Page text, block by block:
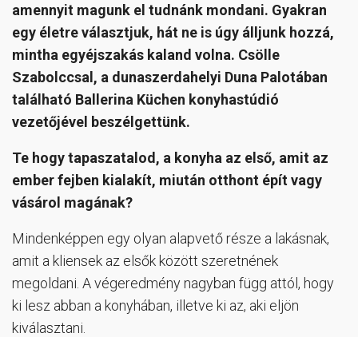
amennyit magunk el tudnánk mondani. Gyakran
egy életre választjuk, hát ne is úgy álljunk hozzá,
mintha egyéjszakás kaland volna. Csölle
Szabolccsal, a dunaszerdahelyi Duna Palotában
található Ballerina Küchen konyhastúdió
vezetőjével beszélgettünk.
Te hogy tapaszatalod, a konyha az első, amit az
ember fejben kialakít, miután otthont épít vagy
vásárol magának?
Mindenképpen egy olyan alapvető része a lakásnak,
amit a kliensek az elsők között szeretnének
megoldani. A végeredmény nagyban függ attól, hogy
ki lesz abban a konyhában, illetve ki az, aki eljön
kiválasztani.